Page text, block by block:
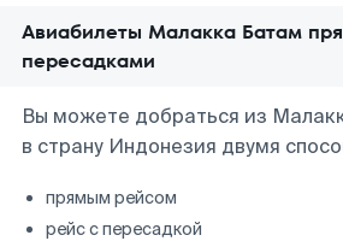
Авиабилеты Малакка Батам
пересадками
Вы можете добраться из
в страну Индонезия двумя
прямым рейсом
рейс с пересадкой